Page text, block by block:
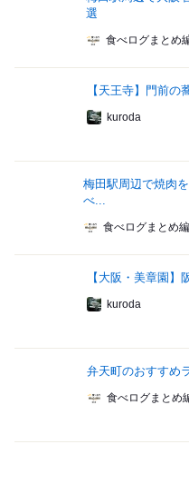
選
食べログまとめ
【天王寺】門前の
kuroda
梅田駅周辺で焼肉
べ...
食べログまとめ
【大阪・美章園】
kuroda
弁天町のおすすめ
食べログまとめ